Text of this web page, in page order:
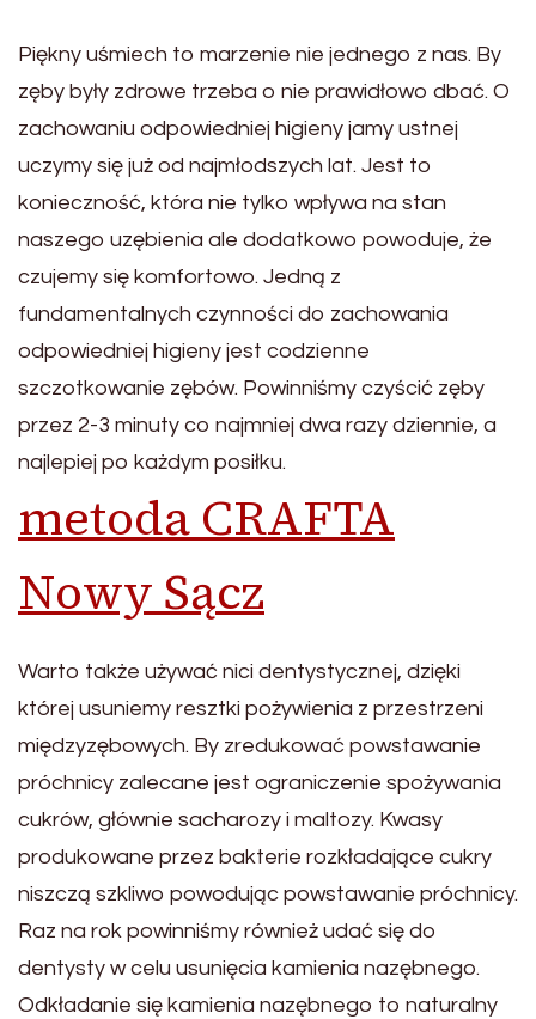
Piękny uśmiech to marzenie nie jednego z nas. By
zęby były zdrowe trzeba o nie prawidłowo dbać. O
zachowaniu odpowiedniej higieny jamy ustnej
uczymy się już od najmłodszych lat. Jest to
konieczność, która nie tylko wpływa na stan
naszego uzębienia ale dodatkowo powoduje, że
czujemy się komfortowo. Jedną z
fundamentalnych czynności do zachowania
odpowiedniej higieny jest codzienne
szczotkowanie zębów. Powinniśmy czyścić zęby
przez 2-3 minuty co najmniej dwa razy dziennie, a
najlepiej po każdym posiłku.
metoda CRAFTA
Nowy Sącz
Warto także używać nici dentystycznej, dzięki
której usuniemy resztki pożywienia z przestrzeni
międzyzębowych. By zredukować powstawanie
próchnicy zalecane jest ograniczenie spożywania
cukrów, głównie sacharozy i maltozy. Kwasy
produkowane przez bakterie rozkładające cukry
niszczą szkliwo powodując powstawanie próchnicy.
Raz na rok powinniśmy również udać się do
dentysty w celu usunięcia kamienia nazębnego.
Odkładanie się kamienia nazębnego to naturalny